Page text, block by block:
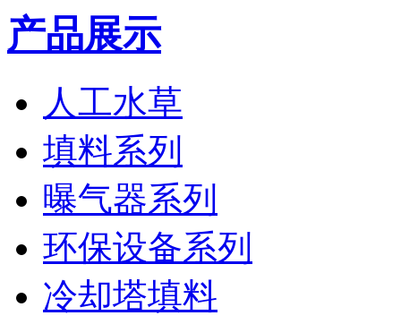
产品展示
人工水草
填料系列
曝气器系列
环保设备系列
冷却塔填料